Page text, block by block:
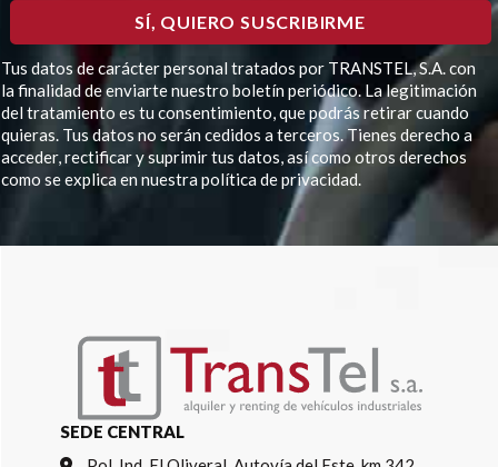
Tus datos de carácter personal tratados por TRANSTEL, S.A. con
la finalidad de enviarte nuestro boletín periódico. La legitimación
del tratamiento es tu consentimiento, que podrás retirar cuando
quieras. Tus datos no serán cedidos a terceros. Tienes derecho a
acceder, rectificar y suprimir tus datos, así como otros derechos
como se explica en nuestra política de privacidad.
SEDE CENTRAL